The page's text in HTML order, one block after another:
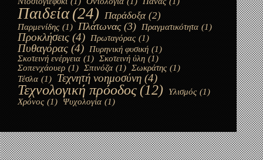
Παιδεία (24) Παράδοξα (2)
Παρμενίδης (1) Πλάτωνας (3) Πραγματικότητα (1)
Προκλήσεις (4) Πρωταγόρας (1)
Πυθαγόρας (4) Πυρηνική φυσική (1)
Σκοτεινή ενέργεια (1) Σκοτεινή ύλη (1)
Σοπενχάουερ (1) Σπινόζα (1) Σωκράτης (1)
Τέσλα (1) Τεχνητή νοημοσύνη (4)
Τεχνολογική πρόοδος(12) Υλισμός (1)
Χρόνος (1) Ψυχολογία (1)